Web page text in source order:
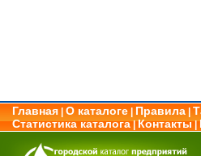
Главная О каталоге Правила
Статистика каталога|Контакты|